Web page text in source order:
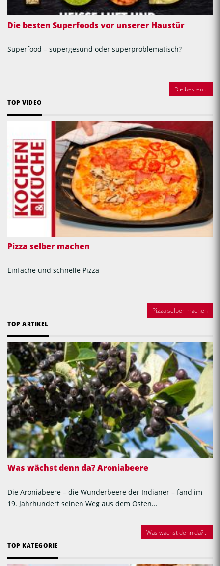
Die besten Superfoods vor unserer Haustür
Superfood – supergesund oder superproblematisch?
Die besten...
TOP VIDEO
Pizza selber machen
Einfache und schnelle Pizza
Pizza selber machen
TOP ARTIKEL
Was wächst denn da? Aroniabeere
Die Aroniabeere – die Wunderbeere der Indianer – fand im
19. Jahrhundert seinen Weg aus dem Osten...
Was wächst denn da?...
TOP KATEGORIE